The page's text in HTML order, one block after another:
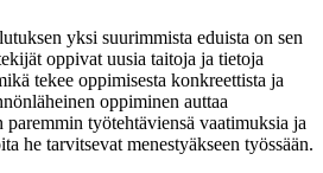
yksi suurimmista eduista on sen
oppivat uusia taitoja ja tietoja
tekee oppimisesta konkreettista ja
oppiminen auttaa
työtehtäviensä vaatimuksia ja
he tarvitsevat menestyäkseen työssään.